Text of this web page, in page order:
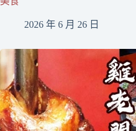
2026 年 6 月 26 日